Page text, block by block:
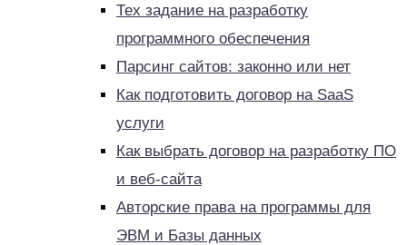
Тех задание на разработку
программного обеспечения
Парсинг сайтов: законно или нет
Как подготовить договор на SaaS
услуги
Как выбрать договор на разработку ПО
и веб-сайта
Авторские права на программы для
ЭВМ и Базы данных